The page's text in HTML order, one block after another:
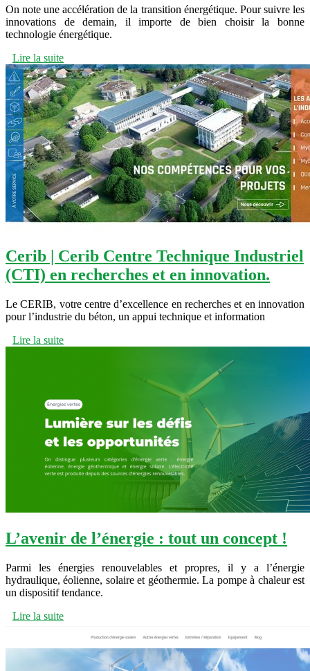
On note une accélération de la transition énergétique. Pour suivre les
innovations de demain, il importe de bien choisir la bonne
technologie énergétique.
Lire la suite
Cerib | Cerib Centre Technique Industriel
(CTI) en recherches et en innovation.
Le CERIB, votre centre d’excellence en recherches et en innovation
pour l’industrie du béton, un appui technique et information
Lire la suite
L’avenir de l’énergie : tout un concept !
Parmi les énergies renouvelables et propres, il y a l’énergie
hydraulique, éolienne, solaire et géothermie. La pompe à chaleur est
un dispositif tendance.
Lire la suite